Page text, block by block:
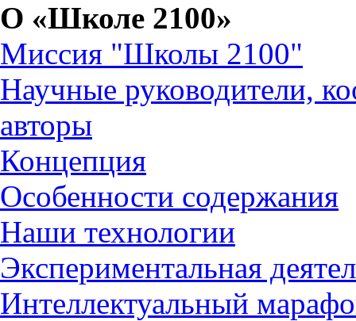
О «Школе 2100»
Миссия "Школы 2100"
Научные руководители,
авторы
Концепция
Особенности содержания
Наши технологии
Экспериментальная
Интеллектуальный